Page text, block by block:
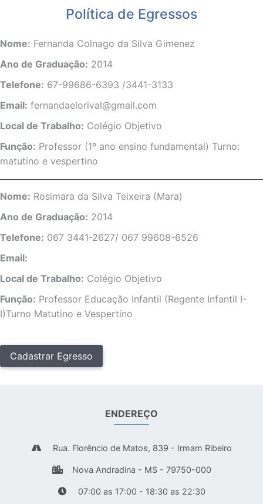
Política de Egressos
Nome: Fernanda Colnago da Silva Gimenez
Ano de Graduação: 2014
Telefone: 67-99686-6393 /3441-3133
Email: fernandaelorival@gmail.com
Local de Trabalho: Colégio Objetivo
Função: Professor (1º ano ensino fundamental) Turno:
matutino e vespertino
Nome: Rosimara da Silva Teixeira (Mara)
Ano de Graduação: 2014
Telefone: 067 3441-2627/ 067 99608-6526
Email:
Local de Trabalho: Colégio Objetivo
Função: Professor Educação Infantil (Regente Infantil I-
I)Turno Matutino e Vespertino
Cadastrar Egresso
ENDEREÇO
Rua. Florêncio de Matos, 839 - Irmam Ribeiro
Nova Andradina - MS - 79750-000
07:00 as 17:00 - 18:30 as 22:30